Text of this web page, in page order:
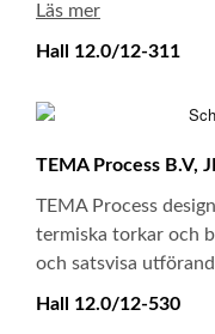
Läs mer
Hall 12.0/12-311
TEMA Process B.V,
TEMA Process
termiska torkar och
och satsvisa
Hall 12.0/12-530